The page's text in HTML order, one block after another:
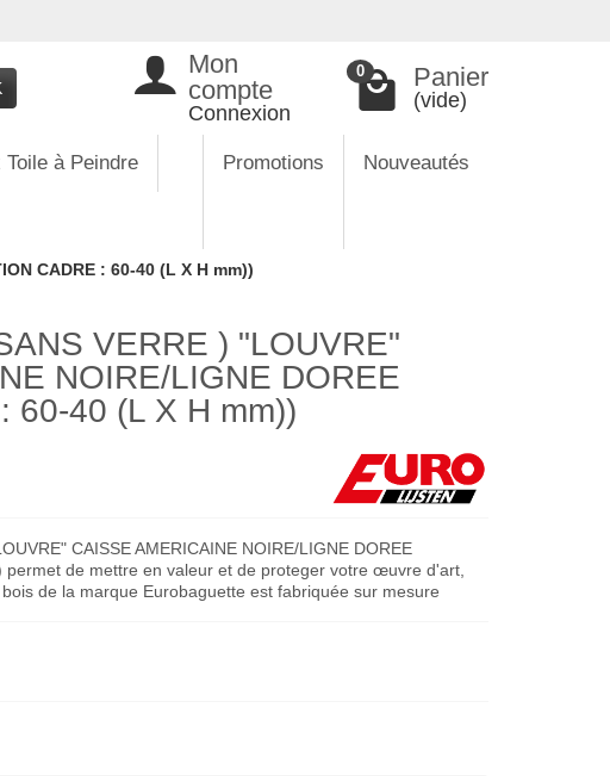
Mon
compte
Connexion
0 Panier
(vide)
Toile à Peindre Promotions Nouveautés
CADRE : 60-40 (L X H mm))
VERRE ) "LOUVRE"
NOIRE/LIGNE DOREE
60-40 (L X H mm))
CAISSE AMERICAINE NOIRE/LIGNE DOREE
permet de mettre en valeur et de proteger votre œuvre d'art,
de la marque Eurobaguette est fabriquée sur mesure